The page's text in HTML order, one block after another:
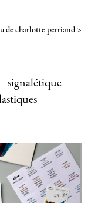
de charlotte perriand
signalétique